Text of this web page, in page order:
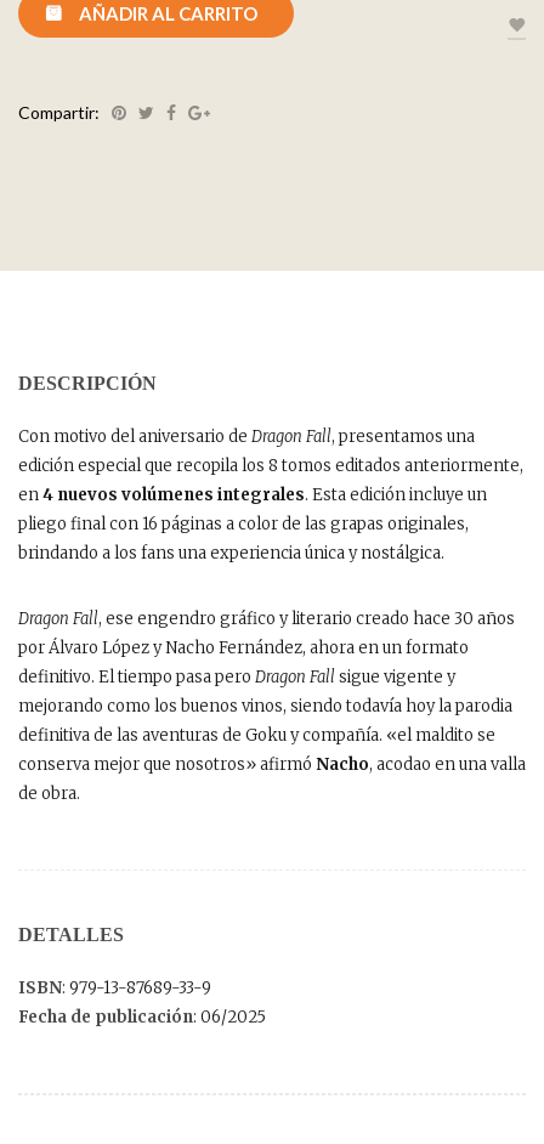
AÑADIR AL CARRITO
Compartir:
DESCRIPCIÓN
Con motivo del aniversario de Dragon Fall, presentamos una
edición especial que recopila los 8 tomos editados anteriormente,
en4 nuevos volúmenes integrales. Esta edición incluye un
pliego final con 16 páginas a color de las grapas originales,
brindando a los fans una experiencia única y nostálgica.
Dragon Fall, ese engendro gráfico y literario creado hace 30 años
por Álvaro López y Nacho Fernández, ahora en un formato
definitivo. El tiempo pasa pero Dragon Fall sigue vigente y
mejorando como los buenos vinos, siendo todavía hoy la parodia
definitiva de las aventuras de Goku y compañía. «el maldito se
conserva mejor que nosotros» afirmó Nacho, acodao en una valla
de obra.
DETALLES
ISBN: 979-13-87689-33-9
Fecha de publicación: 06/2025